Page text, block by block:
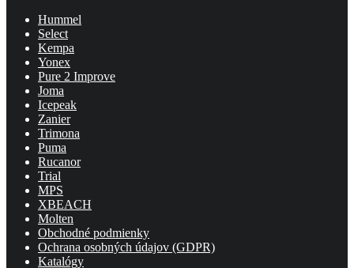
Hummel
Select
Kempa
Yonex
Pure 2 Improve
Joma
Icepeak
Zanier
Trimona
Puma
Rucanor
Trial
MPS
XBEACH
Molten
Obchodné podmienky
Ochrana osobných údajov (GDPR)
Katalógy